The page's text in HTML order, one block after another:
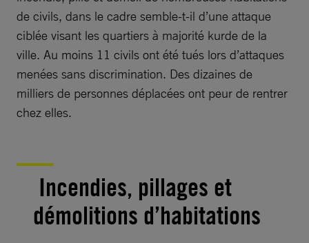
de civils, dans le cadre semble-t-il d’une attaque
ciblée visant les quartiers à majorité kurde de la
ville. Au moins 11 civils ont été tués lors d’attaques
menées sans discrimination. Des dizaines de
milliers de personnes déplacées ont peur de rentrer
chez elles.
Incendies, pillages et
démolitions d’habitations